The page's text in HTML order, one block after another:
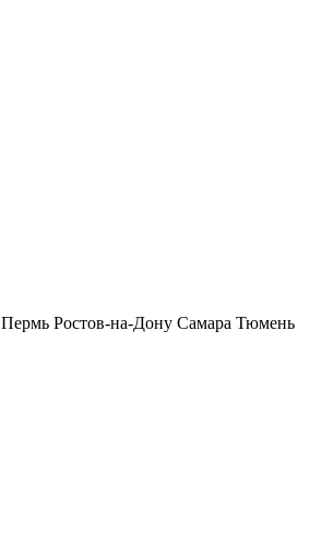
Пермь Ростов-на-Дону Самара Тюмень